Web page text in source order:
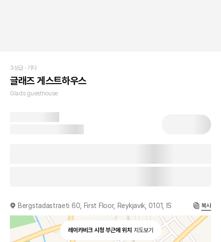
3성급 · 기타
글래즈 게스트하우스
Glads guesthouse
Bergstadastraeti 60, First Floor, Reykjavik, 0101, IS 복사
레이캬비크 시청 부근에 위치 지도보기